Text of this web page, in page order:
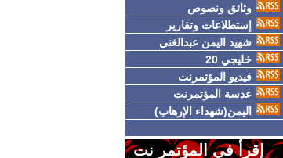
وثائق ونصوص
إستطلاعات وتقارير
شهيد اليمن عبدالغني
خليجي 20
فيديو المؤتمرنت
عدسة المؤتمرنت
اليمن(شهداء الإرهاب)
إقرأ في المؤتمر نت